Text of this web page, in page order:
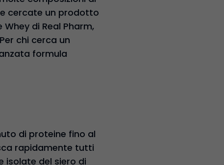
cercate un prodotto
di Real Pharm,
chi cerca un
formula
di proteine fino al
rapidamente tutti
isolate del siero di